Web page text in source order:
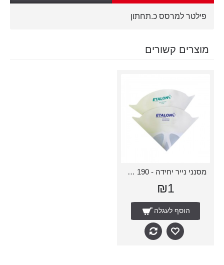
פילטר למרסס כ.תחתון
מוצרים קשורים
מסנני נייר יחידה - 190 מיקרון
₪1
הוסף לעגלה